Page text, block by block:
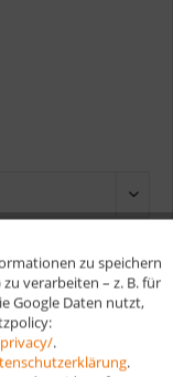
Aktiv
Aktiv
zu speichern
verarbeiten – z. B. für
Google Daten nutzt,
.
.